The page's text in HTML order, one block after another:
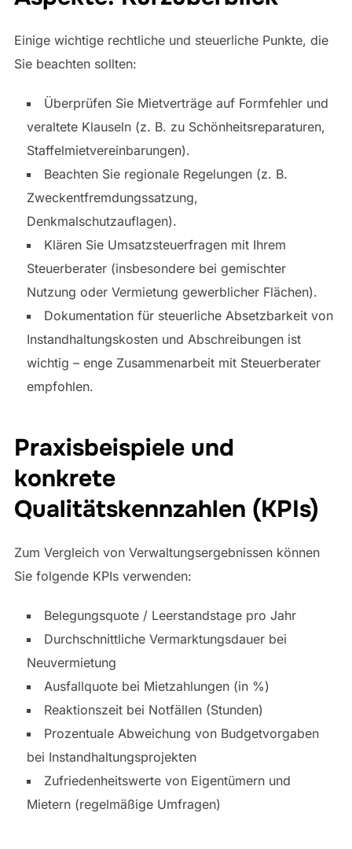
Einige wichtige rechtliche und steuerliche Punkte, die
Sie beachten sollten:
Überprüfen Sie Mietverträge auf Formfehler und
veraltete Klauseln (z. B. zu Schönheitsreparaturen,
Staffelmietvereinbarungen).
Beachten Sie regionale Regelungen (z. B.
Zweckentfremdungssatzung,
Denkmalschutzauflagen).
Klären Sie Umsatzsteuerfragen mit Ihrem
Steuerberater (insbesondere bei gemischter
Nutzung oder Vermietung gewerblicher Flächen).
Dokumentation für steuerliche Absetzbarkeit von
Instandhaltungskosten und Abschreibungen ist
wichtig – enge Zusammenarbeit mit Steuerberater
empfohlen.
Praxisbeispiele und
konkrete
Qualitätskennzahlen (KPIs)
Zum Vergleich von Verwaltungsergebnissen können
Sie folgende KPIs verwenden:
Belegungsquote / Leerstandstage pro Jahr
Durchschnittliche Vermarktungsdauer bei
Neuvermietung
Ausfallquote bei Mietzahlungen (in %)
Reaktionszeit bei Notfällen (Stunden)
Prozentuale Abweichung von Budgetvorgaben
bei Instandhaltungsprojekten
Zufriedenheitswerte von Eigentümern und
Mietern (regelmäßige Umfragen)